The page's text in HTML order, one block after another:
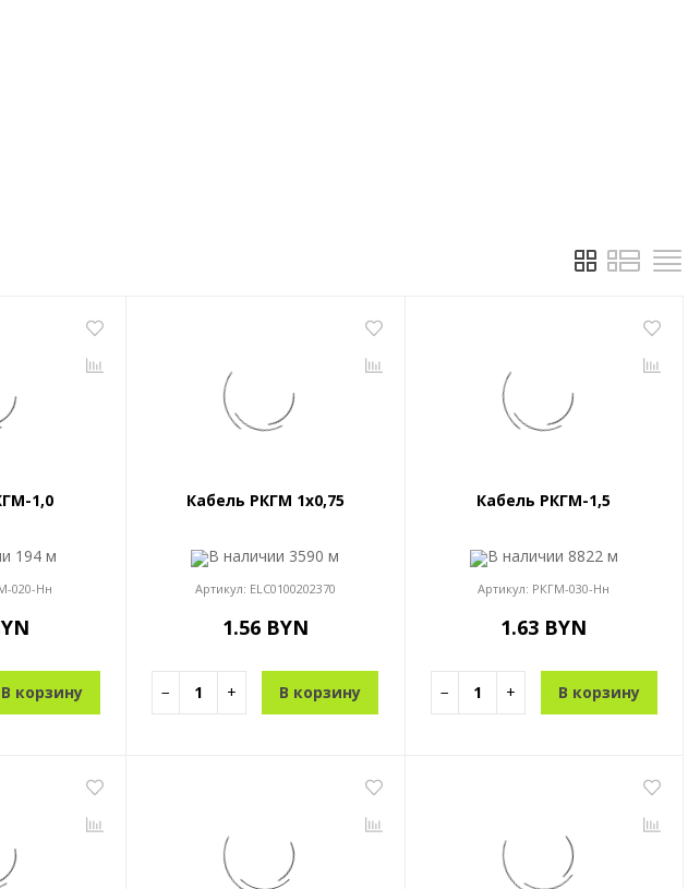
1,0
194 м
020-Нн
В корзину
Кабель РКГМ 1x0,75
В наличии 3590 м
Артикул: ELC0100202370
1.56 BYN
− + В корзину
Кабель РКГМ-1,5
В наличии 8822 м
Артикул: РКГМ-030-Нн
1.63 BYN
− + В корзину